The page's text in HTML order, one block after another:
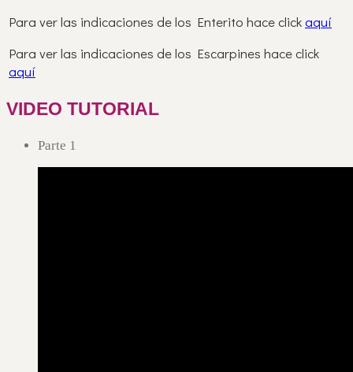
Para ver las indicaciones de los Enterito hace clickaquí
Para ver las indicaciones de los Escarpines hace click
aquí
VIDEO TUTORIAL
Parte 1